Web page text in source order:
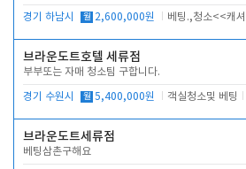
경기 하남시 월 2,600,000원
브라운도트호텔 세류점
부부또는 자매 청소팀 구합니다.
경기 수원시 월 5,400,000원 객실청소및 베팅
브라운도트세류점
베팅삼촌구해요